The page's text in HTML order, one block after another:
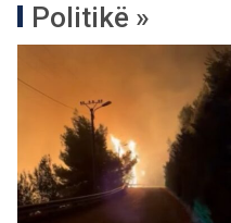
Politikë »